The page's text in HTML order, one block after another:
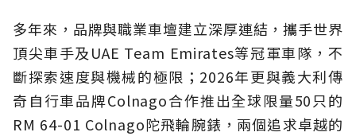
多年來，品牌與職業車壇建立深厚連結，攜手世界
頂尖車手及UAE Team Emirates等冠軍車隊，不
斷探索速度與機械的極限；2026年更與義大利傳
奇自行車品牌Colnago合作推出全球限量50只的
RM 64-01 Colnago陀飛輪腕錶，兩個追求卓越的